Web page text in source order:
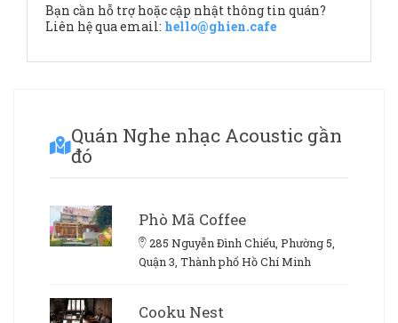
Bạn cần hỗ trợ hoặc cập nhật thông tin quán?
Liên hệ qua email: hello@ghien.cafe
Quán Nghe nhạc Acoustic gần
đó
Phò Mã Coffee
285 Nguyễn Đình Chiểu, Phường 5,
Quận 3, Thành phố Hồ Chí Minh
Cooku Nest